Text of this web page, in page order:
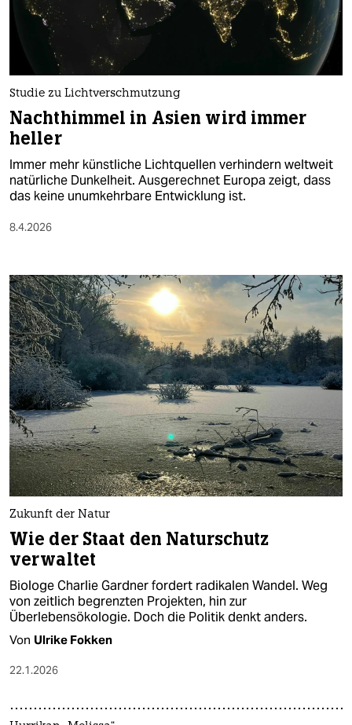
Studie zu Lichtverschmutzung
Nachthimmel in Asien wird immer
heller
Immer mehr künstliche Lichtquellen verhindern weltweit
natürliche Dunkelheit. Ausgerechnet Europa zeigt, dass
das keine unumkehrbare Entwicklung ist.
8.4.2026
Zukunft der Natur
Wie der Staat den Naturschutz
verwaltet
Biologe Charlie Gardner fordert radikalen Wandel. Weg
von zeitlich begrenzten Projekten, hin zur
Überlebensökologie. Doch die Politik denkt anders.
Von Ulrike Fokken
22.1.2026